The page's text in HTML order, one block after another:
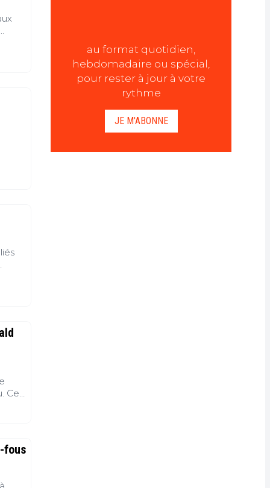
Ce
fous
au format quotidien,
hebdomadaire ou spécial,
pour rester à jour à votre
rythme
JE M'ABONNE